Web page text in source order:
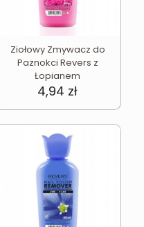
Ziołowy Zmywacz do
Paznokci Revers z
Łopianem
4,94 zł